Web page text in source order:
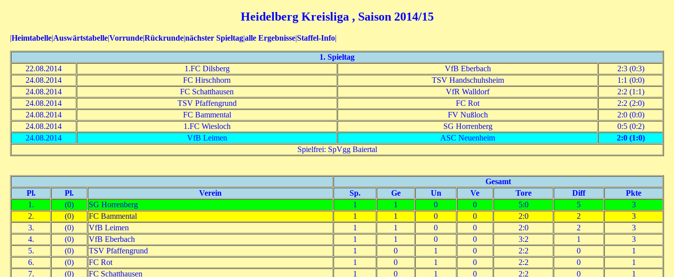
Heidelberg Kreisliga , Saison 2014/15
|Heimtabelle|Auswärtstabelle|Vorrunde|Rückrunde|nächster Spieltag|alle Ergebnisse|Staffel-Info|
1. Spieltag
22.08.2014
1.FC Dilsberg VfB Eberbach
2:3 (0:3)
24.08.2014
FC Hirschhorn TSV Handschuhsheim
1:1 (0:0)
24.08.2014
FC Schatthausen VfR Walldorf
2:2 (1:1)
24.08.2014
TSV Pfaffengrund FC Rot
2:2 (2:0)
24.08.2014
FC Bammental FV Nußloch
2:0 (0:0)
24.08.2014
1.FC Wiesloch SG Horrenberg
0:5 (0:2)
24.08.2014
VfB Leimen ASC Neuenheim
2:0 (1:0)
Spielfrei: SpVgg Baiertal
Gesamt
Pl.
Pl. Verein Sp. Ge Un Ve Tore Diff
Pkte
1.
(0) SG Horrenberg 1 1 0 0 5:0 5
3
2.
(0) FC Bammental 1 1 0 0 2:0 2
3
3.
(0) VfB Leimen 1 1 0 0 2:0 2
3
4.
(0) VfB Eberbach 1 1 0 0 3:2 1
3
5.
(0) TSV Pfaffengrund 1 0 1 0 2:2 0
1
6.
(0) FC Rot 1 0 1 0 2:2 0
1
7.
(0) FC Schatthausen 1 0 1 0 2:2 0
1